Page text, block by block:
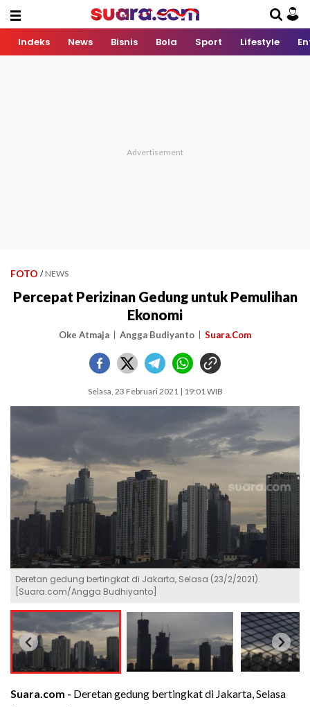
Indeks News Bisnis Bola Sport Lifestyle
FOTO / NEWS
Percepat Perizinan Gedung untuk Pemulihan
Ekonomi
Oke Atmaja Angga Budiyanto Suara.Com
Selasa, 23 Februari 2021 | 19:01 WIB
Deretan gedung bertingkat di Jakarta, Selasa (23/2/2021).
[Suara.com/Angga Budhiyanto]
Suara.com - Deretan gedung bertingkat di Jakarta, Selasa